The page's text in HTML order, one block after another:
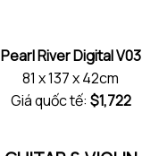
Pearl River Digital V03
81 x 137 x 42cm
Giá quốc tế: $1,722